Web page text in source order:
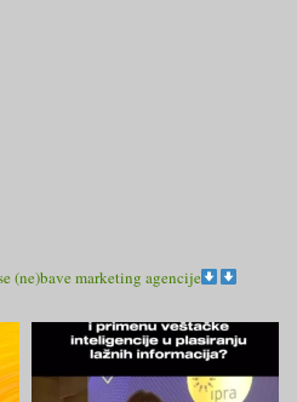
(ne)bave marketing agencije